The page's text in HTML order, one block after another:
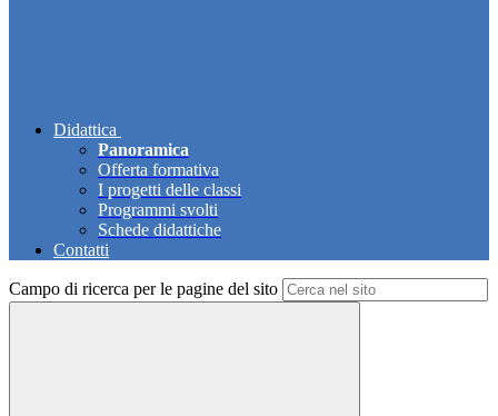
Didattica
Panoramica
Offerta formativa
I progetti delle classi
Programmi svolti
Schede didattiche
Contatti
Campo di ricerca per le pagine del sito